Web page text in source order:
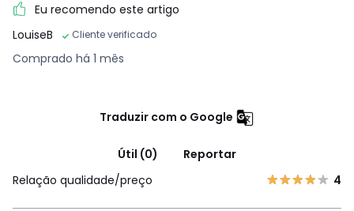
Eu recomendo este artigo
LouiseB
Cliente verificado
Comprado há 1 mês
Traduzir com o Google
Útil (0)
Reportar
Relação qualidade/preço
4